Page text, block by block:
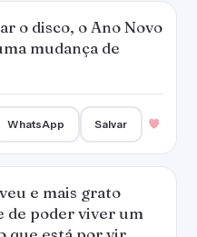
WhatsApp Salvar